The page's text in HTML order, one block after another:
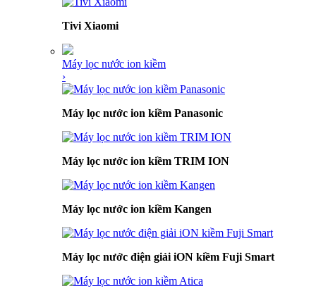
Tivi Xiaomi
Máy lọc nước ion kiềm
›
Máy lọc nước ion kiềm Panasonic
Máy lọc nước ion kiềm TRIM ION
Máy lọc nước ion kiềm Kangen
Máy lọc nước điện giải iON kiềm Fuji Smart